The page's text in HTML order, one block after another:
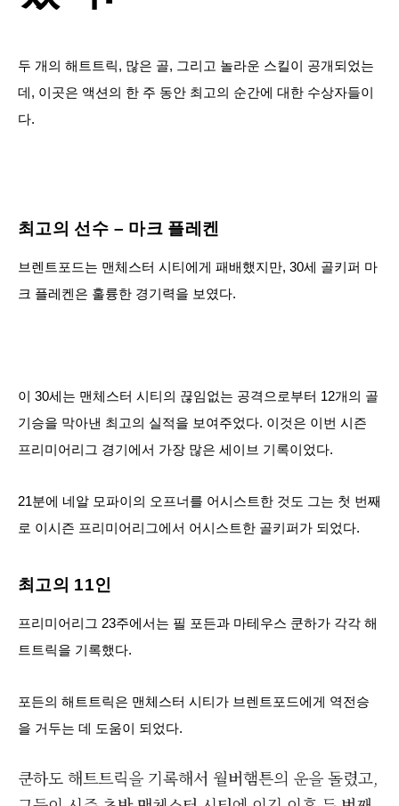
두 개의 해트트릭, 많은 골, 그리고 놀라운 스킬이 공개되었는
데, 이곳은 액션의 한 주 동안 최고의 순간에 대한 수상자들이
다.
최고의 선수 – 마크 플레켄
브렌트포드는 맨체스터 시티에게 패배했지만, 30세 골키퍼 마
크 플레켄은 훌륭한 경기력을 보였다.
이 30세는 맨체스터 시티의 끊임없는 공격으로부터 12개의 골
기승을 막아낸 최고의 실적을 보여주었다. 이것은 이번 시즌
프리미어리그 경기에서 가장 많은 세이브 기록이었다.
21분에 네알 모파이의 오프너를 어시스트한 것도 그는 첫 번째
로 이시즌 프리미어리그에서 어시스트한 골키퍼가 되었다.
최고의 11인
프리미어리그 23주에서는 필 포든과 마테우스 쿤하가 각각 해
트트릭을 기록했다.
포든의 해트트릭은 맨체스터 시티가 브렌트포드에게 역전승
을 거두는 데 도움이 되었다.
쿤하도 해트트릭을 기록해서 월버햄튼의 운을 돌렸고,